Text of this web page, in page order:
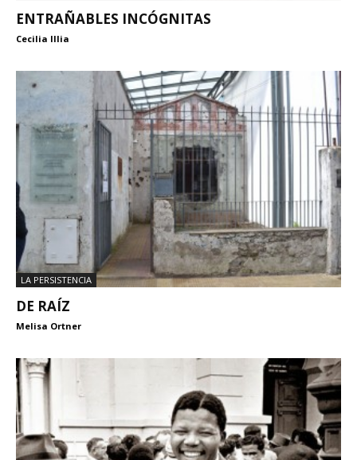
ENTRAÑABLES INCÓGNITAS
Cecilia Illia
LA PERSISTENCIA
DE RAÍZ
Melisa Ortner